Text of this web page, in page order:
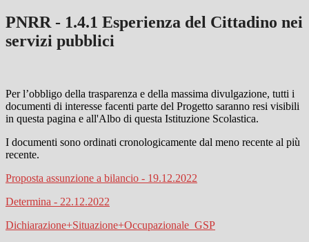
PNRR - 1.4.1 Esperienza del Cittadino nei
servizi pubblici
Per l’obbligo della trasparenza e della massima divulgazione, tutti i
documenti di interesse facenti parte del Progetto saranno resi visibili
in questa pagina e all'Albo di questa Istituzione Scolastica.
I documenti sono ordinati cronologicamente dal meno recente al più
recente.
Proposta assunzione a bilancio - 19.12.2022
Determina - 22.12.2022
Dichiarazione+Situazione+Occupazionale_GSP